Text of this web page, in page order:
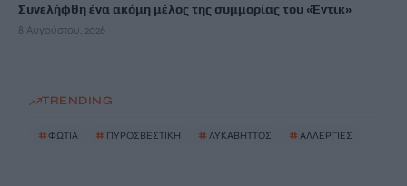
Συνελήφθη ένα ακόμη μέλος της συμμορίας του «Έντικ»
8 Αυγούστου, 2026
TRENDING
#ΦΩΤΙΑ # ΠΥΡΟΣΒΕΣΤΙΚΗ # ΛΥΚΑΒΗΤΤΟΣ # ΑΛΛΕΡΓΙΕΣ